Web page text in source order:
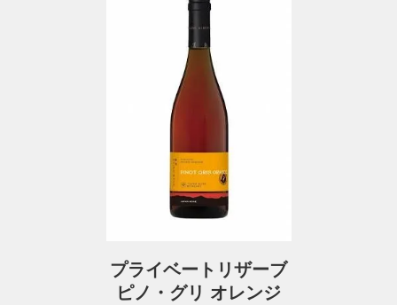
プライベートリザーブ
ピノ・グリ オレンジ